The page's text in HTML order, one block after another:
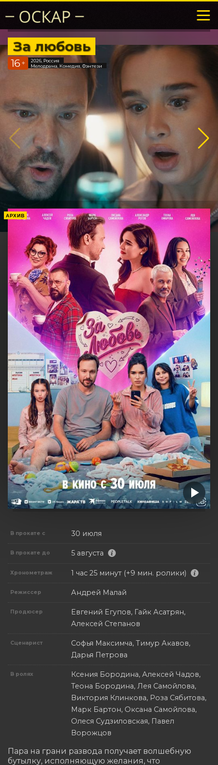
За любовь
16 +
2026, Россия
Мелодрама, Комедия, Фэнтези
АРХИВ
В прокате с 30 июля
В прокате до 5 августа
Хронометраж 1 час 25 минут (+9 мин. ролики)
Режиссер Андрей Малай
Продюсер
Евгений Егупов, Гайк Асатрян,
Алексей Степанов
Сценарист
Софья Максимча, Тимур Акавов,
Дарья Петрова
В ролях
Ксения Бородина, Алексей Чадов,
Теона Бородина, Лея Самойлова,
Виктория Клинкова, Роза Сябитова,
Марк Бартон, Оксана Самойлова,
Олеся Судзиловская, Павел
Ворожцов
Пара на грани развода получает волшебную
бутылку, исполняющую желания, что